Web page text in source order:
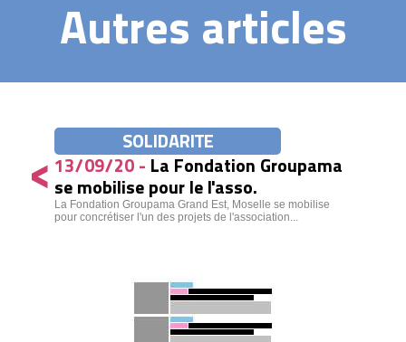
Autres articles
<
SOLIDARITE
13/09/20 - La Fondation Groupama
se mobilise pour le l'asso.
La Fondation Groupama Grand Est, Moselle se mobilise
pour concrétiser l'un des projets de l'association...